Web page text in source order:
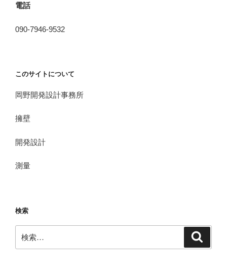
電話
090-7946-9532
このサイトについて
岡野開発設計事務所
擁壁
開発設計
測量
検索
索: